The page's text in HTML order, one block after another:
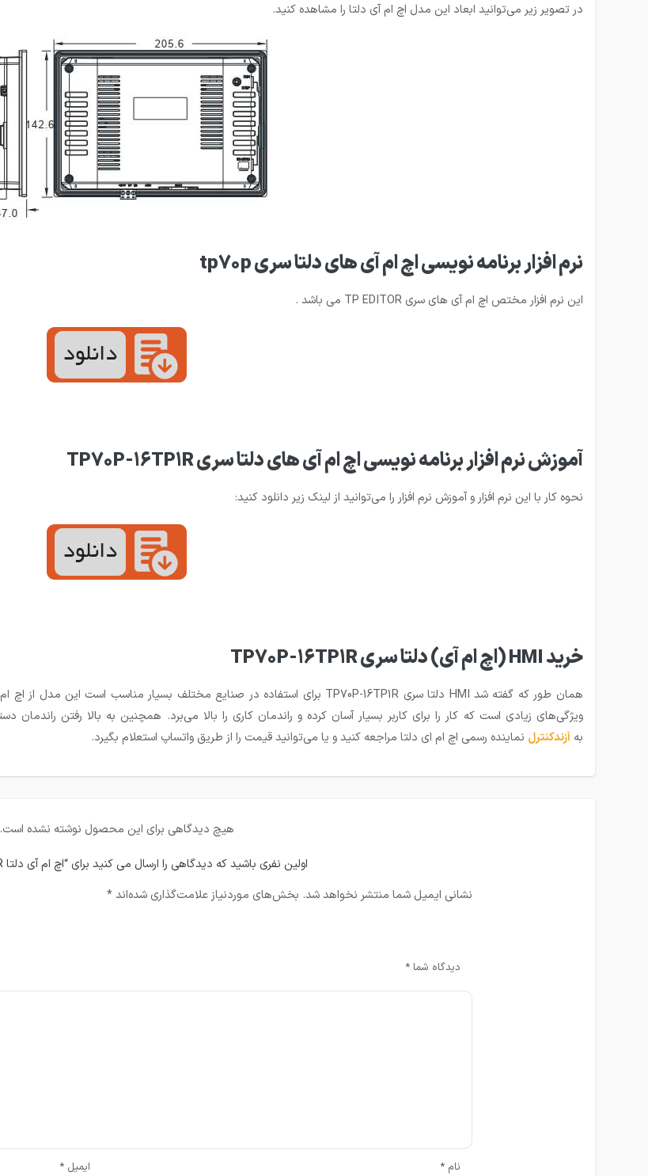
در تصویر زیر می‌توانید ابعاد این مدل اچ ام آی دلتا را مشاهده کنید.
نرم افزار برنامه نویسی اچ ام آی های دلتا سری tp70p
این نرم افزار مختص اچ ام آی های سری TP EDITOR می باشد .
آموزش نرم افزار برنامه نویسی اچ ام آی های دلتا سری TP70P-16TP1R
نحوه کار با این نرم افزار و آموزش نرم افزار را می‌توانید از لینک زیر دانلود کنید:
خرید HMI (اچ ام آی) دلتا سری TP70P-16TP1R
بهآزندکنترل نماینده رسمی اچ ام ای دلتا مراجعه کنید و یا می‌توانید قیمت را از طریق واتساپ استعلام بگیرد.
هیچ دیدگاهی برای این محصول نوشته نشده است.
اولین نفری باشید که دیدگاهی را ارسال می کنید برای “اچ ام آی دلتا TP70P-16TP1R”
نشانی ایمیل شما منتشر نخواهد شد. بخش‌های موردنیاز علامت‌گذاری شده‌اند*
دیدگاه شما *
نام * ایمیل *